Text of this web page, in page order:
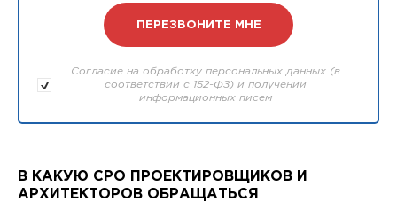
Согласие на обработку персональных данных (в
соответствии с 152-ФЗ) и получении
информационных писем
В КАКУЮ СРО ПРОЕКТИРОВЩИКОВ И
АРХИТЕКТОРОВ ОБРАЩАТЬСЯ